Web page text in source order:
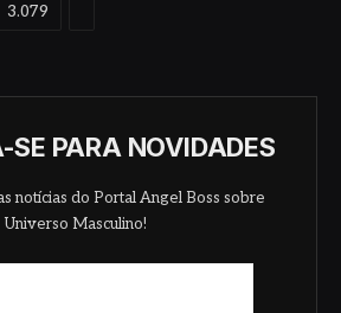
3.079
SE PARA NOVIDADES
notícias do Portal Angel Boss sobre
Universo Masculino!